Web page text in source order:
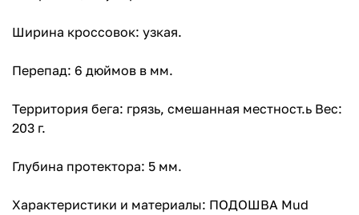
Ширина кроссовок: узкая.
Перепад: 6 дюймов в мм.
Территория бега: грязь, смешанная местност.ь Вес:
203 г.
Глубина протектора: 5 мм.
Характеристики и материалы: ПОДОШВА Mud